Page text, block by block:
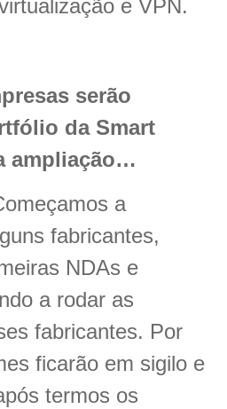
e VPN.
serão
da Smart
ampliação…
a
fabricantes,
NDAs e
a rodar as
fabricantes. Por
ficarão em sigilo e
termos os